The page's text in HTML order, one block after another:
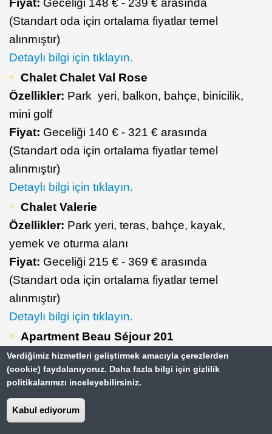
Fiyat: Geceliği 148 € - 239 € arasında
(Standart oda için ortalama fiyatlar temel
alınmıştır)
Detaylı bilgi için tıklayın.
Chalet Chalet Val Rose
Özellikler: Park yeri, balkon, bahçe, binicilik,
mini golf
Fiyat: Geceliği 140 € - 321 € arasında
(Standart oda için ortalama fiyatlar temel
alınmıştır)
Detaylı bilgi için tıklayın.
Chalet Valerie
Özellikler: Park yeri, teras, bahçe, kayak,
yemek ve oturma alanı
Fiyat: Geceliği 215 € - 369 € arasında
(Standart oda için ortalama fiyatlar temel
alınmıştır)
Detaylı bilgi için tıklayın.
Apartment Beau Séjour 201
Özellikler:Park yeri, balkon, bar, binicilik,
hiking, yemek alanı
Geceliği 101 € - 241 € arasında
(Standart oda için ortalama fiyatlar temel
Verdiğimiz hizmetleri geliştirmek amacıyla çerezlerden
(cookie) faydalanıyoruz. Daha fazla bilgi için gizlilik
politikalarımızı inceleyebilirsiniz.
Kabul ediyorum